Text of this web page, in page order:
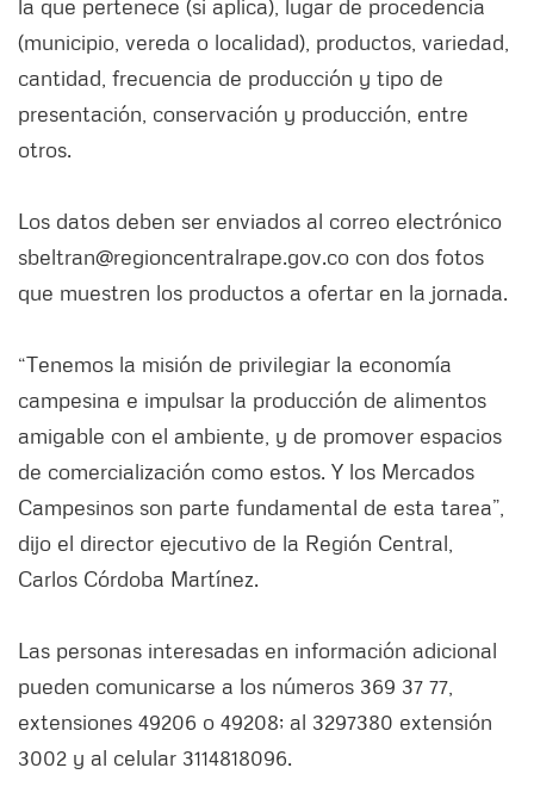
la que pertenece (si aplica), lugar de procedencia
(municipio, vereda o localidad), productos, variedad,
cantidad, frecuencia de producción y tipo de
presentación, conservación y producción, entre
otros.
Los datos deben ser enviados al correo electrónico
sbeltran@regioncentralrape.gov.co con dos fotos
que muestren los productos a ofertar en la jornada.
“Tenemos la misión de privilegiar la economía
campesina e impulsar la producción de alimentos
amigable con el ambiente, y de promover espacios
de comercialización como estos. Y los Mercados
Campesinos son parte fundamental de esta tarea”,
dijo el director ejecutivo de la Región Central,
Carlos Córdoba Martínez.
Las personas interesadas en información adicional
pueden comunicarse a los números 369 37 77,
extensiones 49206 o 49208; al 3297380 extensión
3002 y al celular 3114818096.